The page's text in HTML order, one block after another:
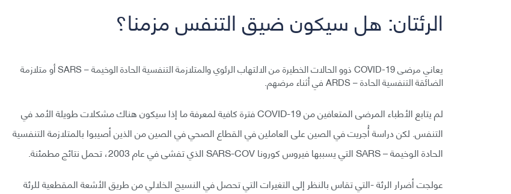
الرئتان: هل سيكون ضيق التنفس مزمنا؟
يعاني مرضى COVID-19 ذوو الحالات الخطيرة من الالتهاب الرئوي والمتلازمة التنفسية الحادة الوخيمة – SARS أو متلازمة
الضائقة التنفسية الحادة – ARDS في أثناء مرضهم.
لم يتابع الأطباء المرضى المتعافين من COVID-19 فترة كافية لمعرفة ما إذا سيكون هناك مشكلات طويلة الأمد في
التنفس. لكن دراسة أُجريت في الصين على العاملين في القطاع الصحي في الصين من الذين أصيبوا بالمتلازمة التنفسية
الحادة الوخيمة – SARS التي يسببها فيروس كورونا SARS-COV الذي تفشى في عام 2003، تحمل نتائج مطمئنة.
عولجت أضرار الرئة -التي تقاس بالنظر إلى التغيرات التي تحصل في النسيج الخلالي من طريق الأشعة المقطعية للرئة